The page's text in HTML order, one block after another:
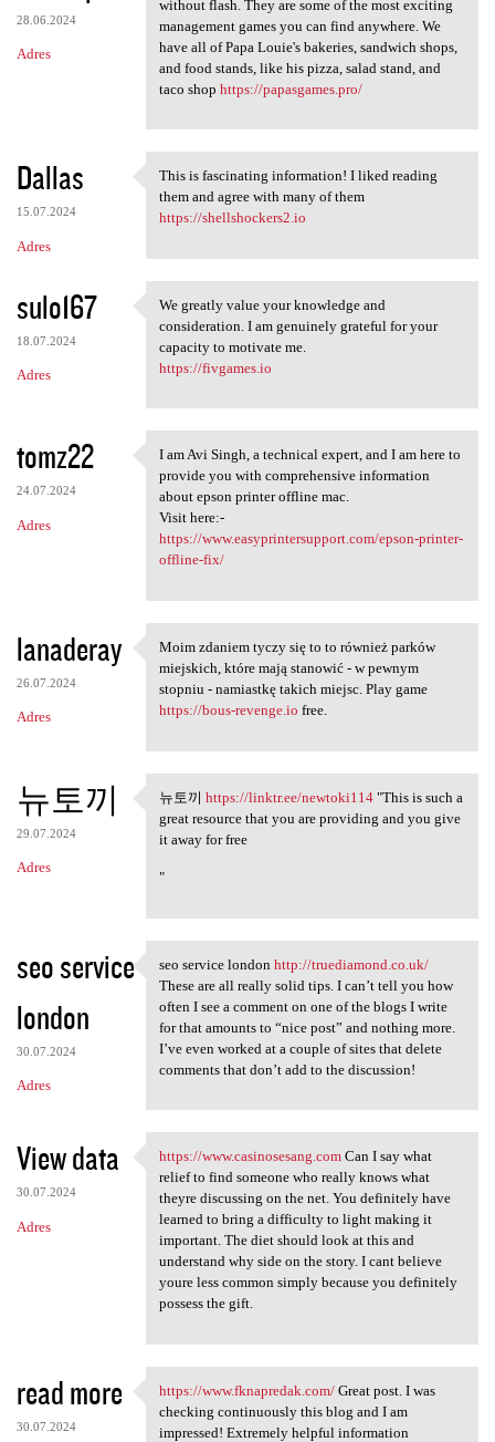
28.06.2024
Adres
without flash. They are some of the most exciting
management games you can find anywhere. We
have all of Papa Louie's bakeries, sandwich shops,
and food stands, like his pizza, salad stand, and
taco shop https://papasgames.pro/
Dallas
15.07.2024
Adres
This is fascinating
This is fascinating information! I liked reading
them and agree with many of them
https://shellshockers2.io
sulo167
18.07.2024
Adres
We greatly value your
We greatly value your knowledge and
consideration. I am genuinely grateful for your
capacity to motivate me.
https://fivgames.io
tomz22
24.07.2024
Adres
I am Avi Singh, a technical
I am Avi Singh, a technical expert, and I am here to
provide you with comprehensive information
about epson printer offline mac.
Visit here:-
https://www.easyprintersupport.com/epson-printer-
offline-fix/
lanaderay
26.07.2024
Adres
Moim zdaniem tyczy się to to
Moim zdaniem tyczy się to to również parków
miejskich, które mają stanowić - w pewnym
stopniu - namiastkę takich miejsc. Play game
https://bous-revenge.io free.
뉴토끼
29.07.2024
Adres
뉴토끼 https://linktr.ee
뉴토끼 https://linktr.ee/newtoki114"This is such a
great resource that you are providing and you give
it away for free
"
seo service
london
30.07.2024
Adres
seo service london http:/
seo service london http://truediamond.co.uk/
These are all really solid tips. I can’t tell you how
often I see a comment on one of the blogs I write
for that amounts to “nice post” and nothing more.
I’ve even worked at a couple of sites that delete
comments that don’t add to the discussion!
View data
30.07.2024
Adres
https://www.casinosesang.com
https://www.casinosesang.comCan I say what
relief to find someone who really knows what
theyre discussing on the net. You definitely have
learned to bring a difficulty to light making it
important. The diet should look at this and
understand why side on the story. I cant believe
youre less common simply because you definitely
possess the gift.
read more
30.07.2024
https://www.fknapredak.com/
https://www.fknapredak.com/Great post. I was
checking continuously this blog and I am
impressed! Extremely helpful information